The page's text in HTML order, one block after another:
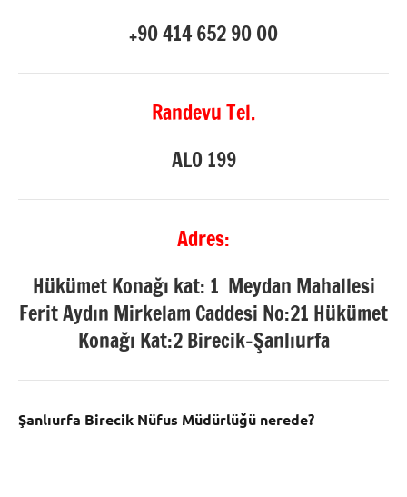
+90 414 652 90 00
Randevu Tel.
ALO 199
Adres:
Hükümet Konağı kat: 1 Meydan Mahallesi
Ferit Aydın Mirkelam Caddesi No:21 Hükümet
Konağı Kat:2 Birecik-Şanlıurfa
Şanlıurfa Birecik Nüfus Müdürlüğü nerede?